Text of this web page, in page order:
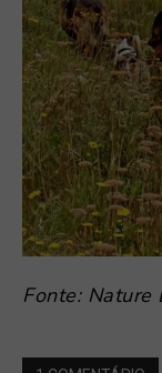
Fonte: Nature